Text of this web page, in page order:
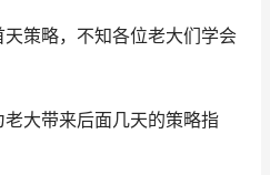
策略，不知各位老大们学会
大带来后面几天的策略指